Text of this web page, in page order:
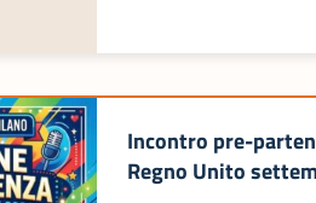
Incontro pre-
Regno Unito